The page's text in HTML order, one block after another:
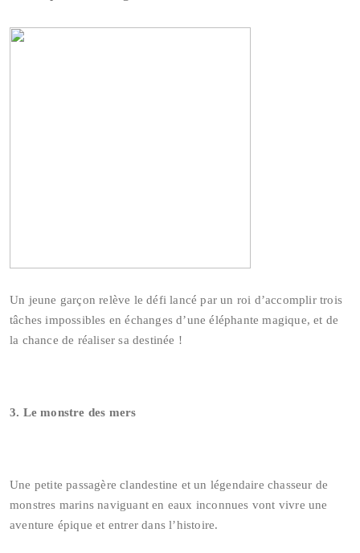
Un jeune garçon relève le défi lancé par un roi d’accomplir trois
tâches impossibles en échanges d’une éléphante magique, et de
la chance de réaliser sa destinée !
3. Le monstre des mers
Une petite passagère clandestine et un légendaire chasseur de
monstres marins naviguant en eaux inconnues vont vivre une
aventure épique et entrer dans l’histoire.